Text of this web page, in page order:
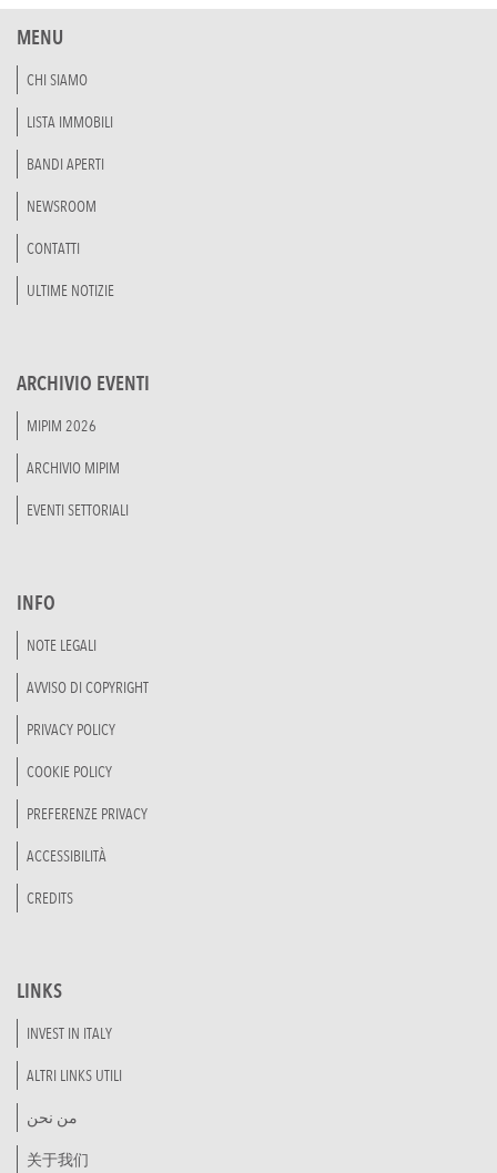
MENU
CHI SIAMO
LISTA IMMOBILI
BANDI APERTI
NEWSROOM
CONTATTI
ULTIME NOTIZIE
ARCHIVIO EVENTI
MIPIM 2026
ARCHIVIO MIPIM
EVENTI SETTORIALI
INFO
NOTE LEGALI
AVVISO DI COPYRIGHT
PRIVACY POLICY
COOKIE POLICY
PREFERENZE PRIVACY
ACCESSIBILITÀ
CREDITS
LINKS
INVEST IN ITALY
ALTRI LINKS UTILI
من نحن
关于我们